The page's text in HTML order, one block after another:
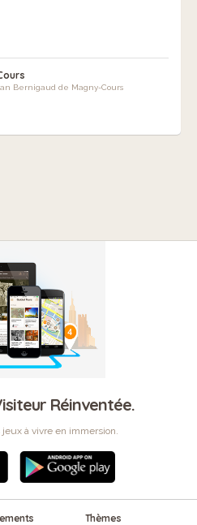
Bernigaud de Magny-Cours
Réinventée.
à vivre en immersion.
Thèmes